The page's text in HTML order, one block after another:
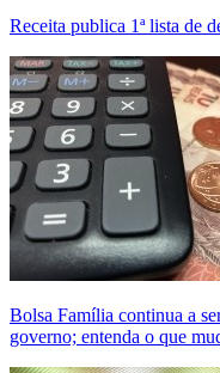
Receita publica 1ª lista de
Bolsa Família continua a
governo; entenda o que